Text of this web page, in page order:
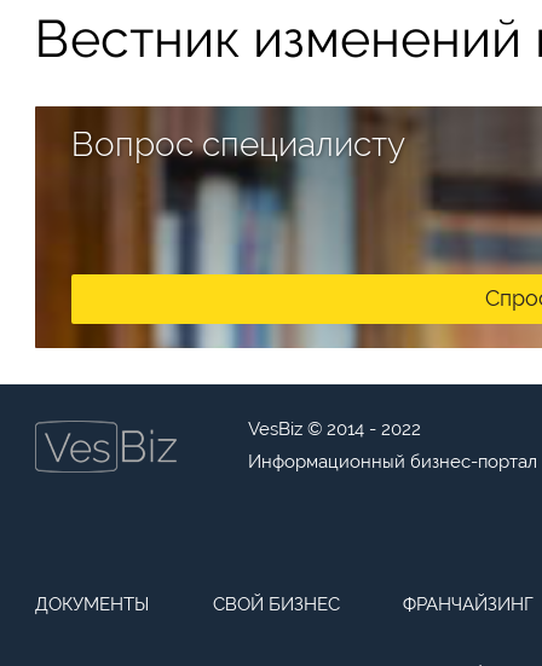
Вестник изменений
Вопрос специалисту
VesBiz © 2014 - 2022
Информационный бизнес-портал
ДОКУМЕНТЫ СВОЙ БИЗНЕС ФРАНЧАЙЗИНГ